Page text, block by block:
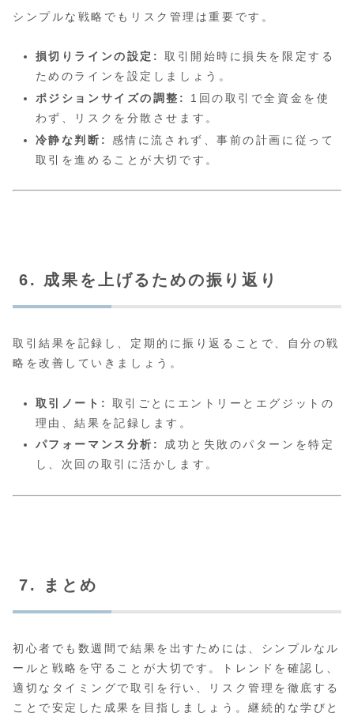
シンプルな戦略でもリスク管理は重要です。
損切りラインの設定:
取引開始時に損失を限定する
ためのラインを設定しましょう。
ポジションサイズの調整:
1回の取引で全資金を使
わず、リスクを分散させます。
冷静な判断:
感情に流されず、事前の計画に従って
取引を進めることが大切です。
6. 成果を上げるための振り返り
取引結果を記録し、定期的に振り返ることで、自分の戦
略を改善していきましょう。
取引ノート:
取引ごとにエントリーとエグジットの
理由、結果を記録します。
パフォーマンス分析:
成功と失敗のパターンを特定
し、次回の取引に活かします。
7. まとめ
初心者でも数週間で結果を出すためには、シンプルなル
ールと戦略を守ることが大切です。トレンドを確認し、
適切なタイミングで取引を行い、リスク管理を徹底する
ことで安定した成果を目指しましょう。継続的な学びと